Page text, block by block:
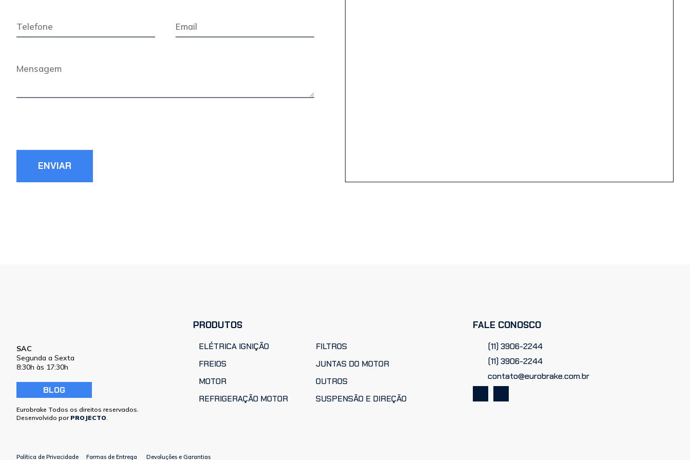
ENVIAR
SAC
Segunda a Sexta
8:30h às 17:30h
BLOG
Eurobrake Todos os direitos reservados.
Desenvolvido por PROJECTO.
Política de Privacidade Formas de Entrega Devoluções e Garantias
PRODUTOS
ELÉTRICA IGNIÇÃO
FREIOS
MOTOR
REFRIGERAÇÃO MOTOR
FILTROS
JUNTAS DO MOTOR
OUTROS
SUSPENSÃO E DIREÇÃO
FALE CONOSCO
(11) 3906-2244
(11) 3906-2244
contato@eurobrake.com.br